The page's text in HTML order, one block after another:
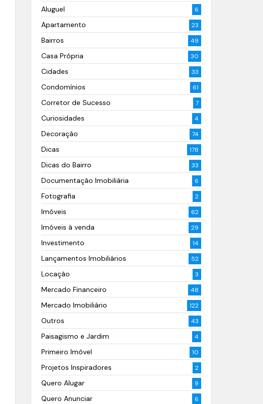
Aluguel 6
Apartamento 23
Bairros 49
Casa Própria 30
Cidades 33
Condomínios 61
Corretor de Sucesso 7
Curiosidades 4
Decoração 74
Dicas 178
Dicas do Bairro 33
Documentação Imobiliária 6
Fotografia 2
Imóveis 62
Imóveis à venda 29
Investimento 14
Lançamentos Imobiliários 52
Locação 3
Mercado Financeiro 48
Mercado Imobiliário 122
Outros 43
Paisagismo e Jardim 4
Primeiro Imóvel 10
Projetos Inspiradores 2
Quero Alugar 9
Quero Anunciar 6